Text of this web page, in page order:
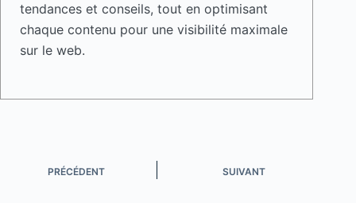
tendances et conseils, tout en optimisant
chaque contenu pour une visibilité maximale
sur le web.
PRÉCÉDENT SUIVANT